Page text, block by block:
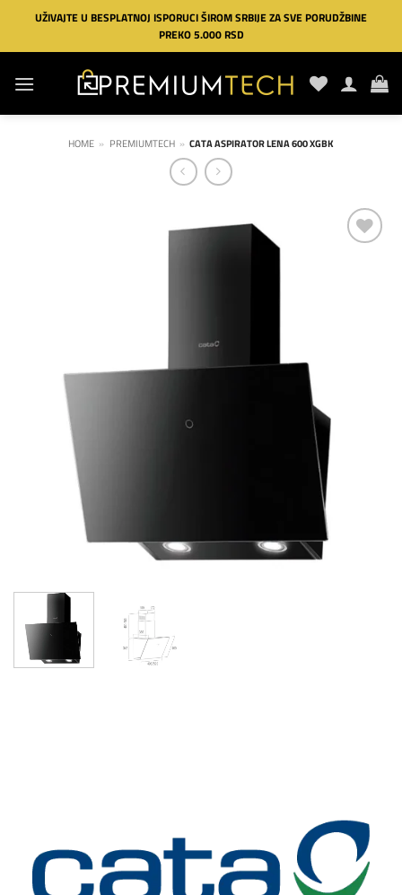
Preskoči
sadržaj
UŽIVAJTE U BESPLATNOJ ISPORUCI ŠIROM SRBIJE ZA SVE PORUDŽBINE
PREKO 5.000 RSD
HOME » PREMIUMTECH » CATA ASPIRATOR LENA 600 XGBK